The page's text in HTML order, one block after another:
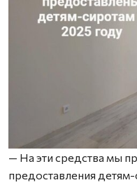
— На эти средства мы
предоставления